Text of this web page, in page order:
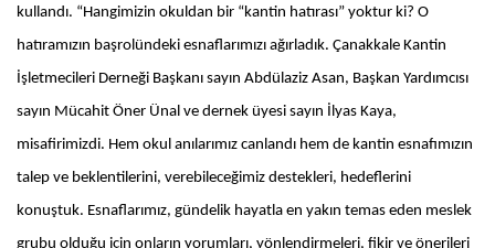
kullandı. “Hangimizin okuldan bir “kantin hatırası” yoktur ki? O
hatıramızın başrolündeki esnaflarımızı ağırladık. Çanakkale Kantin
İşletmecileri Derneği Başkanı sayın Abdülaziz Asan, Başkan Yardımcısı
sayın Mücahit Öner Ünal ve dernek üyesi sayın İlyas Kaya,
misafirimizdi. Hem okul anılarımız canlandı hem de kantin esnafımızın
talep ve beklentilerini, verebileceğimiz destekleri, hedeflerini
konuştuk. Esnaflarımız, gündelik hayatla en yakın temas eden meslek
grubu olduğu için onların yorumları, yönlendirmeleri, fikir ve önerileri